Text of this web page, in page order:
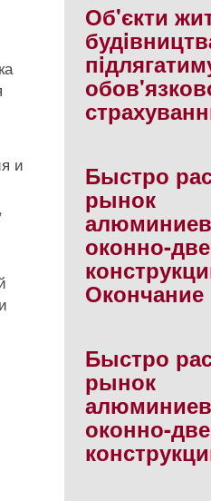
и
Об'єкти
Быстро
рынок
оконно-
Окончание
Быстро
рынок
оконно-